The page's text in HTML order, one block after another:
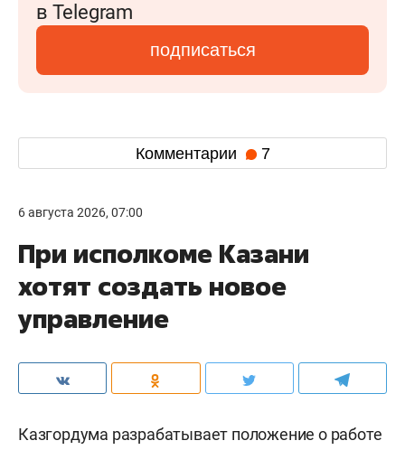
в Telegram
подписаться
Комментарии 7
6 августа 2026, 07:00
При исполкоме Казани
хотят создать новое
управление
Казгордума разрабатывает положение о работе